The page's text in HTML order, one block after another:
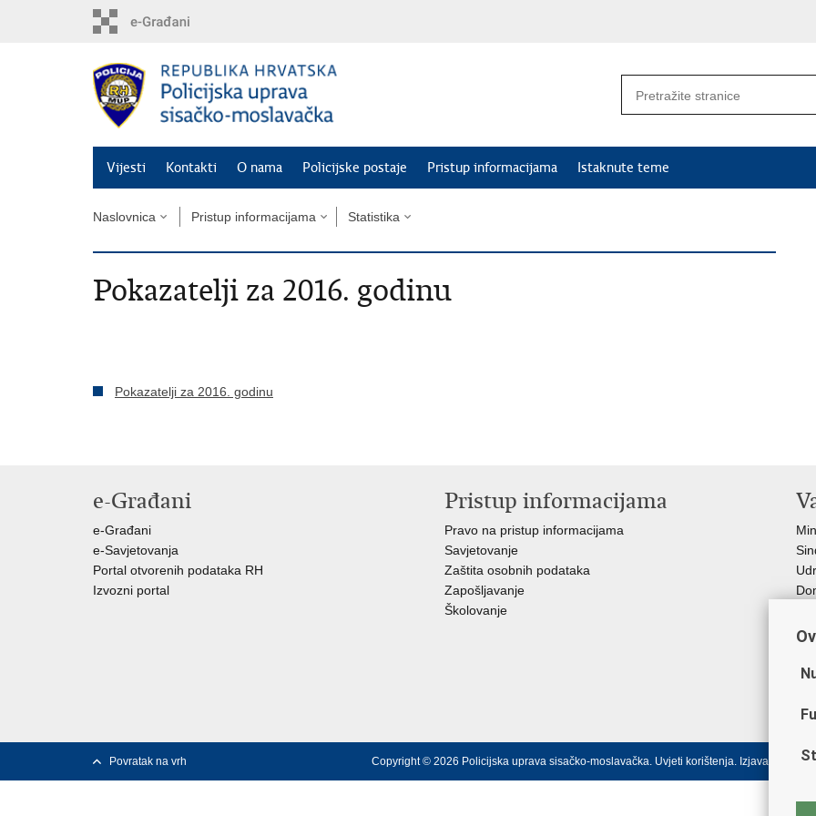
Vijesti Kontakti O nama Policijske postaje Pristup informacijama Istaknute teme
Naslovnica Pristup informacijama Statistika
Pokazatelji za 2016. godinu
Pokazatelji za 2016. godinu
e-Građani
e-Građani
e-Savjetovanja
Portal otvorenih podataka RH
Izvozni portal
Pristup informacijama
Pravo na pristup informacijama
Savjetovanje
Zaštita osobnih podataka
Zapošljavanje
Školovanje
Povratak na vrh Copyright © 2026 Policijska uprava sisačko-moslavačka. Uvjeti korištenja. Izjava o